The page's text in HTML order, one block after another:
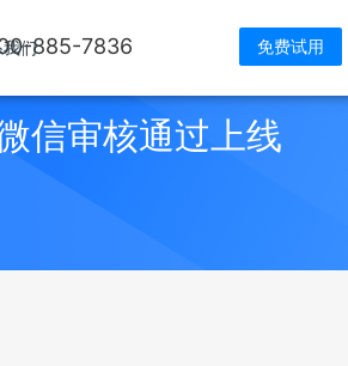
885-7836 免费试用
们
信审核通过上线